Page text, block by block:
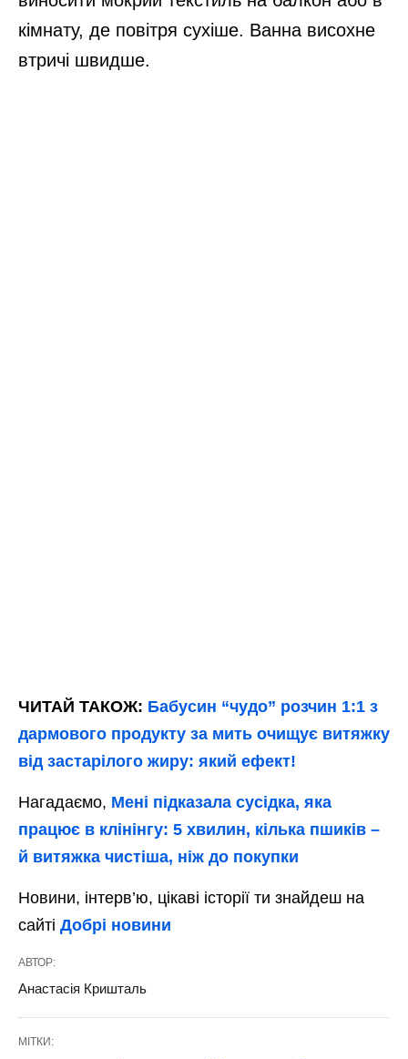
кімнату, де повітря сухіше. Ванна висохне
втричі швидше.
ЧИТАЙ ТАКОЖ: Бабусин “чудо” розчин 1:1 з
дармового продукту за мить очищує витяжку
від застарілого жиру: який ефект!
Нагадаємо, Мені підказала сусідка, яка
працює в клінінгу: 5 хвилин, кілька пшиків –
й витяжка чистіша, ніж до покупки
Новини, інтерв’ю, цікаві історії ти знайдеш на
сайті Добрі новини
АВТОР:
Анастасія Кришталь
МІТКИ: